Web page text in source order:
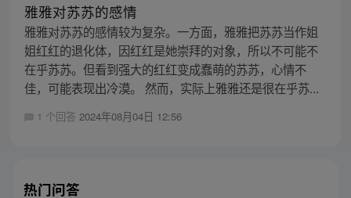
雅雅对苏苏的感情
雅雅对苏苏的感情较为复杂。一方面，雅雅把苏苏当作姐
姐红红的退化体，因红红是她崇拜的对象，所以不可能不
在乎苏苏。但看到强大的红红变成蠢萌的苏苏，心情不
佳，可能表现出冷漠。 然而，实际上雅雅还是很在乎苏...
1 个回答 2024年08月04日 12:56
热门问答